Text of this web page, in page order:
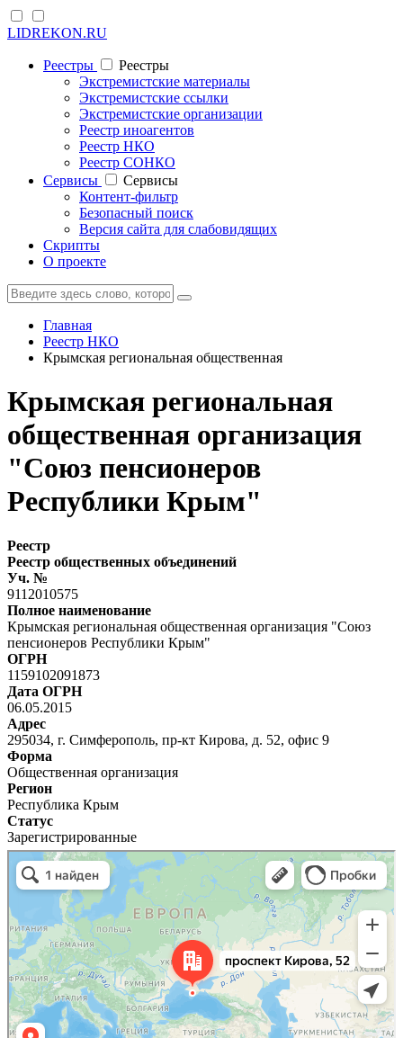
LIDREKON.RU
Реестры
Реестры
Экстремистские материалы
Экстремистские ссылки
Экстремистские организации
Реестр иноагентов
Реестр НКО
Реестр СОНКО
Cервисы
Cервисы
Контент-фильтр
Безопасный поиск
Версия сайта для слабовидящих
Скрипты
О проекте
Главная
Реестр НКО
Крымская региональная общественная
Крымская региональная
общественная организация
"Союз пенсионеров
Республики Крым"
Реестр
Реестр общественных объединений
Уч. №
9112010575
Полное наименование
Крымская региональная общественная организация "Союз
пенсионеров Республики Крым"
ОГРН
1159102091873
Дата ОГРН
06.05.2015
Адрес
295034, г. Симферополь, пр-кт Кирова, д. 52, офис 9
Форма
Общественная организация
Регион
Республика Крым
Статус
Зарегистрированные